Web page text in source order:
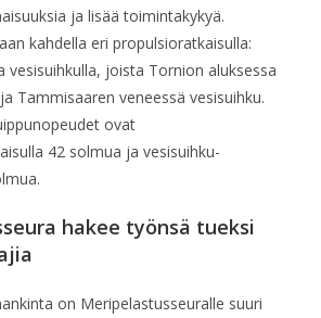
ja lisää toimintakykyä.
kahdella eri propulsioratkaisulla:
joista Tornion aluksessa
Tammisaaren veneessä vesisuihku.
ovat
42 solmua ja vesisuihku-
hakee työnsä tueksi
on Meripelastusseuralle suuri